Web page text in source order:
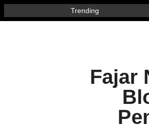
Trending
Fajar